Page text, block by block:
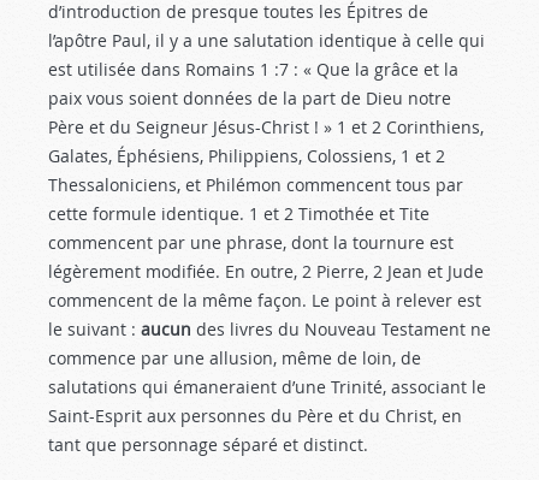
d’introduction de presque toutes les Épitres de
l’apôtre Paul, il y a une salutation identique à celle qui
est utilisée dans Romains 1 :7 : « Que la grâce et la
paix vous soient données de la part de Dieu notre
Père et du Seigneur Jésus-Christ ! » 1 et 2 Corinthiens,
Galates, Éphésiens, Philippiens, Colossiens, 1 et 2
Thessaloniciens, et Philémon commencent tous par
cette formule identique. 1 et 2 Timothée et Tite
commencent par une phrase, dont la tournure est
légèrement modifiée. En outre, 2 Pierre, 2 Jean et Jude
commencent de la même façon. Le point à relever est
le suivant : aucun des livres du Nouveau Testament ne
commence par une allusion, même de loin, de
salutations qui émaneraient d’une Trinité, associant le
Saint-Esprit aux personnes du Père et du Christ, en
tant que personnage séparé et distinct.